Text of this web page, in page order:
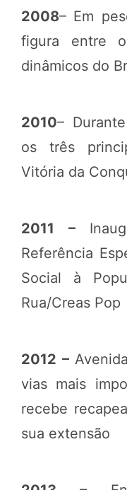
2008– Em
figura entre
dinâmicos do
2010–
os três
Vitória da
2011 –
Referência
Social à
Rua/Creas Pop
2012 –
vias mais
recebe
sua extensão